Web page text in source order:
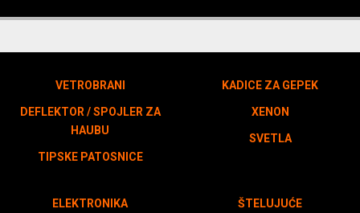
VETROBRANI
DEFLEKTOR / SPOJLER ZA
HAUBU
TIPSKE PATOSNICE
KADICE ZA GEPEK
XENON
SVETLA
ELEKTRONIKA ŠTELUJUĆE